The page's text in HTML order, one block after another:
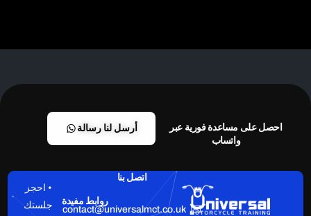
احصل على مساعدة فورية عبر
واتساب
أرسل لنا رسالة
اتصل بنا
contact@universalmct.co.uk
روابط مفيدة
• احجز
جلستك